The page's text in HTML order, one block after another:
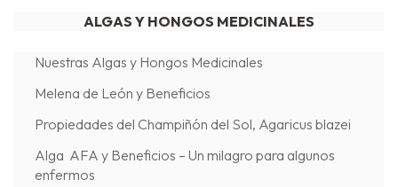
ALGAS Y HONGOS MEDICINALES
Nuestras Algas y Hongos Medicinales
Melena de León y Beneficios
Propiedades del Champiñón del Sol, Agaricus blazei
Alga AFA y Beneficios – Un milagro para algunos
enfermos